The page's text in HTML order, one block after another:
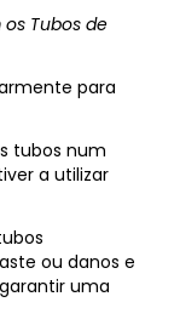
Tubos de
para
tubos num
a utilizar
ou danos e
uma